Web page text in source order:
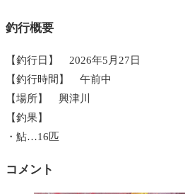
釣行概要
【釣行日】 2026年5月27日
【釣行時間】 午前中
【場所】 興津川
【釣果】
・鮎…16匹
コメント